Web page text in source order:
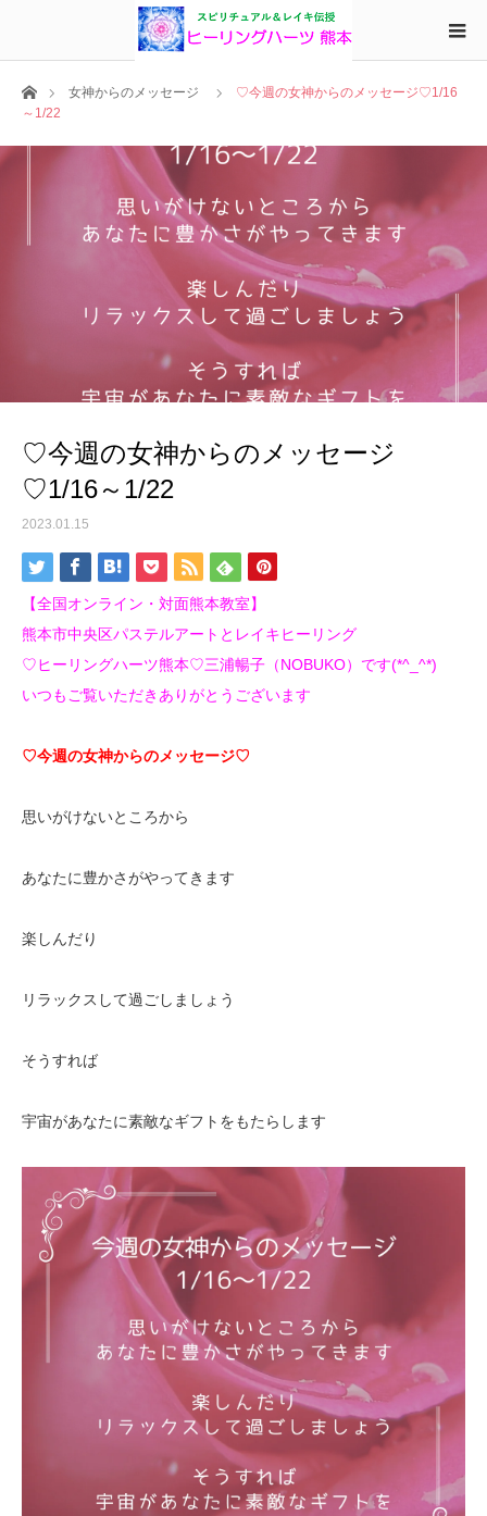
ホーム女神からのメッセージ
♡今週の女神からのメッセージ♡1/16
～1/22
♡今週の女神からのメッセージ
♡1/16～1/22
2023.01.15
【全国オンライン・対面熊本教室】
熊本市中央区パステルアートとレイキヒーリング
♡ヒーリングハーツ熊本♡三浦暢子（NOBUKO）です(*^_^*)
いつもご覧いただきありがとうございます
♡今週の女神からのメッセージ♡
思いがけないところから
あなたに豊かさがやってきます
楽しんだり
リラックスして過ごしましょう
そうすれば
宇宙があなたに素敵なギフトをもたらします